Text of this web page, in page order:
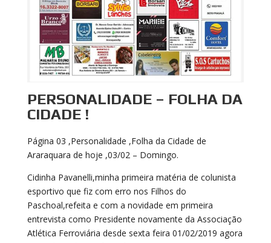
PERSONALIDADE – FOLHA DA
CIDADE !
Página 03 ,Personalidade ,Folha da Cidade de
Araraquara de hoje ,03/02 – Domingo.
Cidinha Pavanelli,minha primeira matéria de colunista
esportivo que fiz com erro nos Filhos do
Paschoal,refeita e com a novidade em primeira
entrevista como Presidente novamente da Associação
Atlética Ferroviária desde sexta feira 01/02/2019 agora